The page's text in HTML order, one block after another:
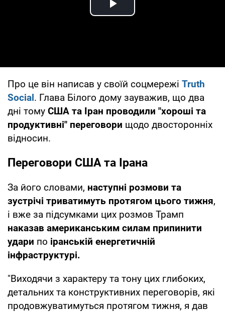
Play Video
Про це він написав у своїй соцмережі Truth
Social. Глава Білого дому зауважив, що два
дні тому США та Іран проводили "хороші та
продуктивні" переговори щодо двосторонніх
відносин.
Переговори США та Ірана
За його словами, наступні розмови та
зустрічі триватимуть протягом цього тижня,
і вже за підсумками цих розмов Трамп
наказав американським силам припинити
удари по іранській енергетичній
інфраструктурі.
"Виходячи з характеру та тону цих глибоких,
детальних та конструктивних переговорів, які
продовжуватимуться протягом тижня, я дав